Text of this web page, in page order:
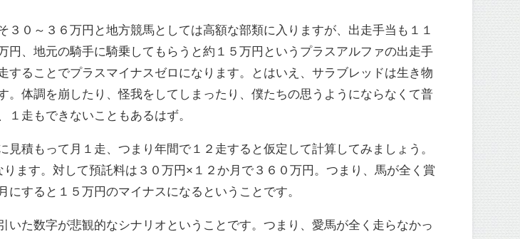
０～３６万円と地方競馬としては高額な部類に入りますが、出走手当も１１
円、地元の騎手に騎乗してもらうと約１５万円というプラスアルファの出走手
することでプラスマイナスゼロになります。とはいえ、サラブレッドは生き物
。体調を崩したり、怪我をしてしまったり、僕たちの思うようにならなくて普
走もできないこともあるはず。
積もって月１走、つまり年間で１２走すると仮定して計算してみましょう。
ます。対して預託料は３０万円×１２か月で３６０万円。つまり、馬が全く賞
すると１５万円のマイナスになるということです。
いた数字が悲観的なシナリオということです。つまり、愛馬が全く走らなかっ